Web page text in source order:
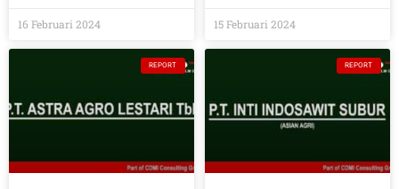
16 Februari 2024 15 Februari 2024
REPORT REPORT